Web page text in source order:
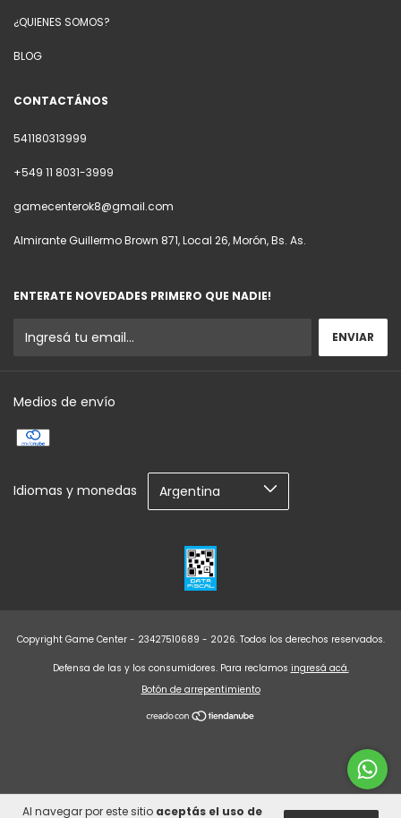
Al navegar por este sitio aceptás el uso de
¿QUIENES SOMOS?
BLOG
CONTACTÁNOS
541180313999
+549 11 8031-3999
gamecenterok8@gmail.com
Almirante Guillermo Brown 871, Local 26, Morón, Bs. As.
ENTERATE NOVEDADES PRIMERO QUE NADIE!
Medios de envío
Idiomas y monedas
Copyright Game Center - 23427510689 - 2026. Todos los derechos reservados.
Defensa de las y los consumidores. Para reclamos ingresá acá.
Botón de arrepentimiento